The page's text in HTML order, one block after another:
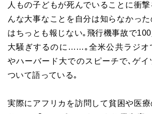
人もの子どもが死んでいることに衝
んな大事なことを自分は知らなかっ
はちっとも報じない｡飛行機事故で
大騒ぎするのに……｡全米公共ラジオ
やハーバード大でのスピーチで､ゲイ
ついて語っている｡
実際にアフリカを訪問して貧困や医